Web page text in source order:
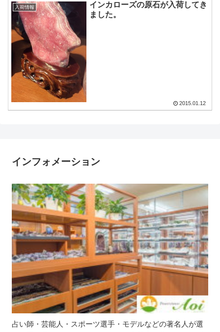
入荷情報
インカローズの原石が入荷してき
ました。
2015.01.12
インフォメーション
占い師・芸能人・スポーツ選手・モデルなどの著名人が選